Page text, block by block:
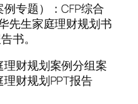
专题）：CFP综合
先生家庭理财规划书
书。
财规划案例分组案
财规划PPT报告